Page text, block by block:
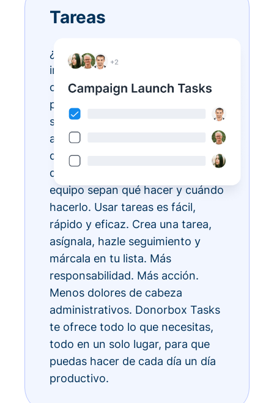
Tareas
¿Tienes listas de tareas
interminables? Hazlas realidad
con Donorbox Tasks. Ahora
puedes organizar, priorizar y
simplificar todas tus tareas
administrativas diarias, todo
dentro del ecosistema CRM, para
que todos los miembros de tu
equipo sepan qué hacer y cuándo
hacerlo. Usar tareas es fácil,
rápido y eficaz. Crea una tarea,
asígnala, hazle seguimiento y
márcala en tu lista. Más
responsabilidad. Más acción.
Menos dolores de cabeza
administrativos. Donorbox Tasks
te ofrece todo lo que necesitas,
todo en un solo lugar, para que
puedas hacer de cada día un día
productivo.